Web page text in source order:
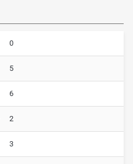
0
5
6
2
3